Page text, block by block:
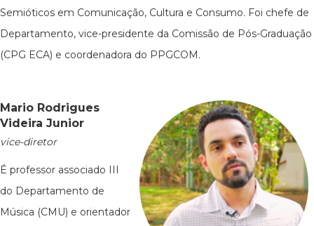
Semióticos em Comunicação, Cultura e Consumo. Foi chefe de
Departamento, vice-presidente da Comissão de Pós-Graduação
(CPG ECA) e coordenadora do PPGCOM.
Mario Rodrigues
Videira Junior
vice-diretor
É professor associado III
do Departamento de
Música (CMU) e orientador